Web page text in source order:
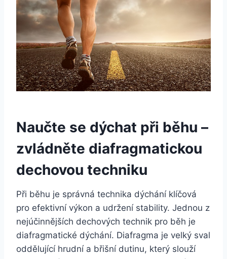
Naučte se dýchat při běhu –
zvládněte diafragmatickou
dechovou techniku
Při běhu je správná technika dýchání klíčová
pro efektivní výkon a udržení stability. Jednou z
nejúčinnějších dechových technik pro běh je
diafragmatické dýchání. Diafragma je velký sval
oddělující hrudní a břišní dutinu, který slouží